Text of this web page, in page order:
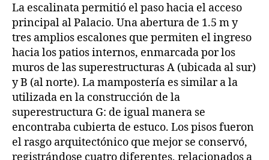
La escalinata permitió el paso hacia el acceso
principal al Palacio. Una abertura de 1.5 m y
tres amplios escalones que permiten el ingreso
hacia los patios internos, enmarcada por los
muros de las superestructuras A (ubicada al sur)
y B (al norte). La mampostería es similar a la
utilizada en la construcción de la
superestructura G: de igual manera se
encontraba cubierta de estuco. Los pisos fueron
el rasgo arquitectónico que mejor se conservó,
registrándose cuatro diferentes, relacionados a